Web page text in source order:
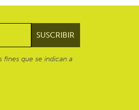
que se indican a